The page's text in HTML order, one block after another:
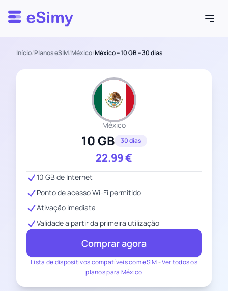
Esimy
Início/Planos eSIM/México/México – 10 GB – 30 dias
México
10 GB 30 dias
22.99€
Lista de dispositivos compatíveis com eSIM -Ver todos os
planos para México
10 GB de Internet
Ponto de acesso Wi-Fi permitido
Ativação imediata
Validade a partir da primeira utilização
Comprar agora